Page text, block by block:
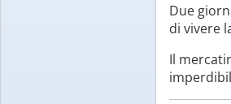
Due
di vivere
Il